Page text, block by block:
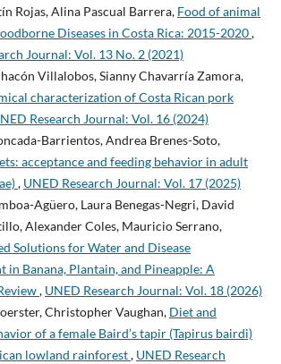
Rojas, Alina Pascual Barrera, Food of animal
Diseases in Costa Rica: 2015-2020,
Journal: Vol. 13 No. 2 (2021)
Villalobos, Sianny Chavarría Zamora,
characterization of Costa Rican pork
Research Journal: Vol. 16 (2024)
Barrientos, Andrea Brenes-Soto,
acceptance and feeding behavior in adult
, UNED Research Journal: Vol. 17 (2025)
Agüero, Laura Benegas-Negri, David
Alexander Coles, Mauricio Serrano,
Solutions for Water and Disease
in Banana, Plantain, and Pineapple: A
, UNED Research Journal: Vol. 18 (2026)
Christopher Vaughan, Diet and
of a female Baird’s tapir (Tapirus bairdi)
lowland rainforest, UNED Research